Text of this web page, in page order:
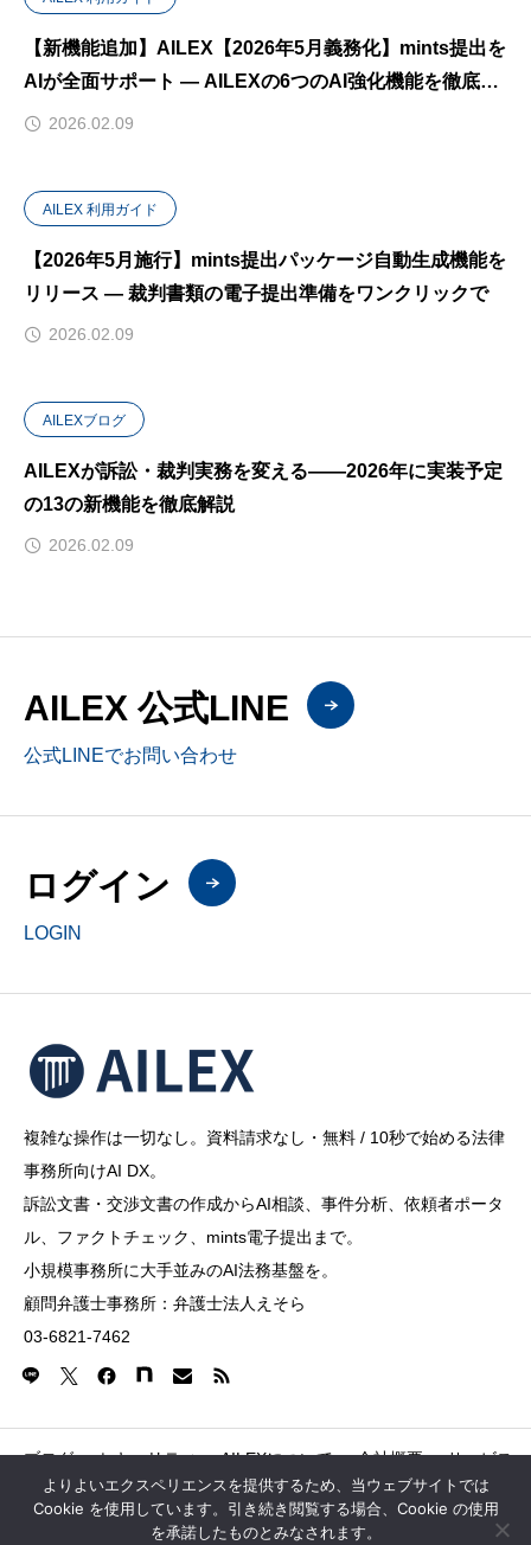
【新機能追加】AILEX【2026年5月義務化】mints提出を
AIが全面サポート — AILEXの6つのAI強化機能を徹底解
説 2026.02.09
AILEX 利用ガイド
【2026年5月施行】mints提出パッケージ自動生成機能を
リリース — 裁判書類の電子提出準備をワンクリックで
2026.02.09
AILEXブログ
AILEXが訴訟・裁判実務を変える——2026年に実装予定
の13の新機能を徹底解説
2026.02.09
AILEX 公式LINE
公式LINEでお問い合わせ
ログイン
LOGIN
複雑な操作は一切なし。資料請求なし・無料 / 10秒で始める法律
事務所向けAI DX。
訴訟文書・交渉文書の作成からAI相談、事件分析、依頼者ポータ
ル、ファクトチェック、mints電子提出まで。
小規模事務所に大手並みのAI法務基盤を。
顧問弁護士事務所：弁護士法人えそら
03-6821-7462
ブログ セキュリティ AILEXについて 会社概要 サービス
Copyright © 2026 AILEX Shibuya Dogenzaka Tokyu Building, 1-
よりよいエクスペリエンスを提供するため、当ウェブサイトでは
Cookie を使用しています。引き続き閲覧する場合、Cookie の使用
を承諾したものとみなされます。